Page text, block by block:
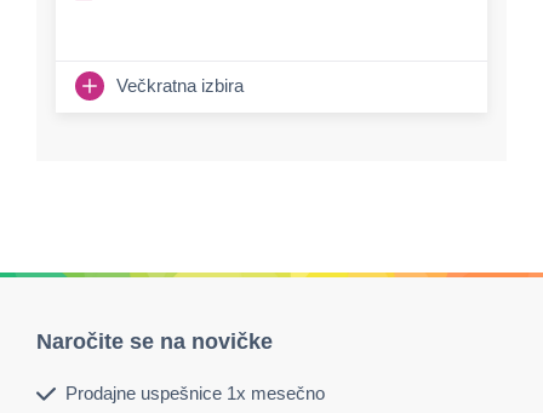
Večkratna izbira
Naročite se na novičke
Prodajne uspešnice 1x mesečno